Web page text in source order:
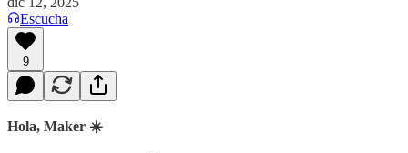
Escucha
9
Hola, Maker ☀️